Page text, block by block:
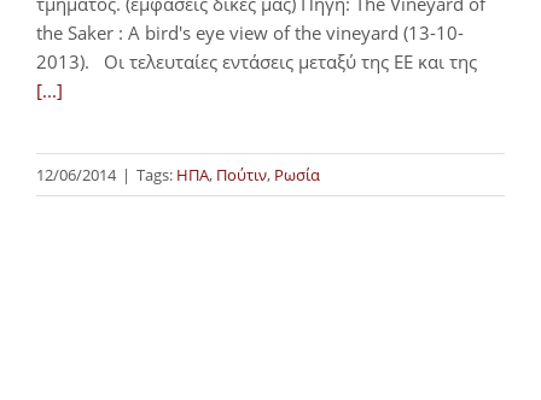
the Saker : A bird's eye view of the vineyard (13-10-
2013). Οι τελευταίες εντάσεις μεταξύ της ΕΕ και της
[...]
12/06/2014 | Tags: ΗΠΑ, Πούτιν, Ρωσία